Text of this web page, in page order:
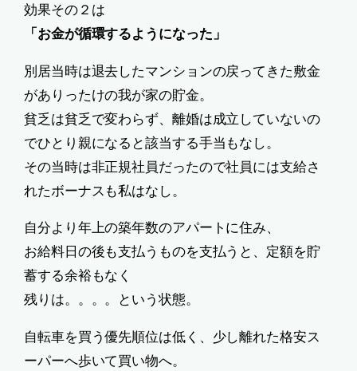
効果その２は
「お金が循環するようになった」
別居当時は退去したマンションの戻ってきた敷金
がありったけの我が家の貯金。
貧乏は貧乏で変わらず、離婚は成立していないの
でひとり親になると該当する手当もなし。
その当時は非正規社員だったので社員には支給さ
れたボーナスも私はなし。
自分より年上の築年数のアパートに住み、
お給料日の後も支払うものを支払うと、定額を貯
蓄する余裕もなく
残りは。。。。という状態。
自転車を買う優先順位は低く、少し離れた格安ス
ーパーへ歩いて買い物へ。